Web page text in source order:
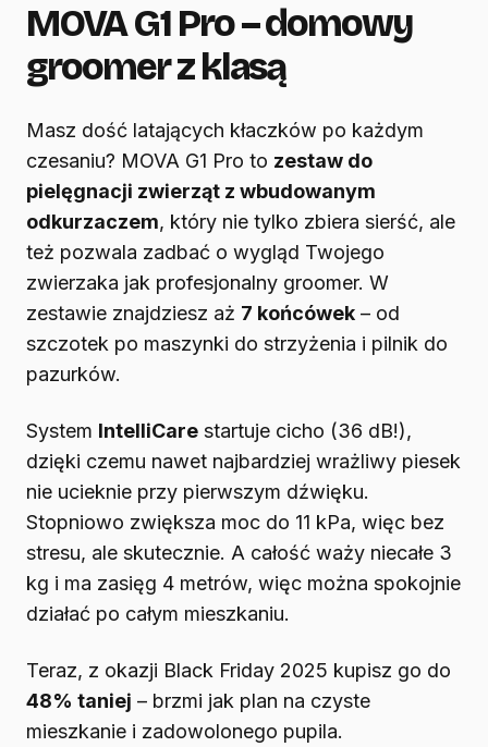
MOVA G1 Pro – domowy
groomer z klasą
Masz dość latających kłaczków po każdym
czesaniu? MOVA G1 Pro to zestaw do
pielęgnacji zwierząt z wbudowanym
odkurzaczem, który nie tylko zbiera sierść, ale
też pozwala zadbać o wygląd Twojego
zwierzaka jak profesjonalny groomer. W
zestawie znajdziesz aż 7 końcówek – od
szczotek po maszynki do strzyżenia i pilnik do
pazurków.
System IntelliCare startuje cicho (36 dB!),
dzięki czemu nawet najbardziej wrażliwy piesek
nie ucieknie przy pierwszym dźwięku.
Stopniowo zwiększa moc do 11 kPa, więc bez
stresu, ale skutecznie. A całość waży niecałe 3
kg i ma zasięg 4 metrów, więc można spokojnie
działać po całym mieszkaniu.
Teraz, z okazji Black Friday 2025 kupisz go do
48% taniej – brzmi jak plan na czyste
mieszkanie i zadowolonego pupila.